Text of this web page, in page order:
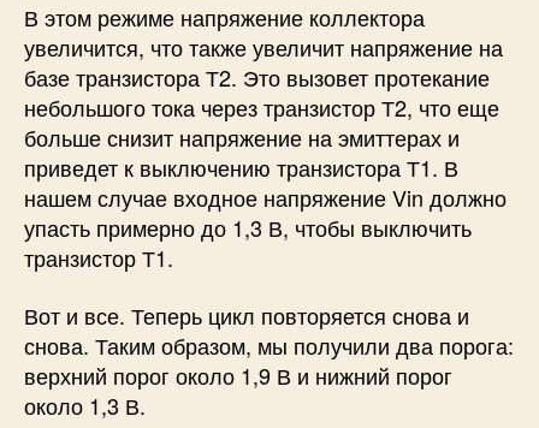
В этом режиме напряжение коллектора
увеличится, что также увеличит напряжение на
базе транзистора Т2. Это вызовет протекание
небольшого тока через транзистор Т2, что еще
больше снизит напряжение на эмиттерах и
приведет к выключению транзистора Т1. В
нашем случае входное напряжение Vin должно
упасть примерно до 1,3 В, чтобы выключить
транзистор Т1.
Вот и все. Теперь цикл повторяется снова и
снова. Таким образом, мы получили два порога:
верхний порог около 1,9 В и нижний порог
около 1,3 В.